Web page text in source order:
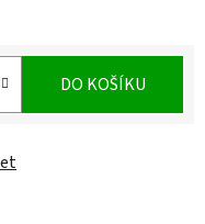
DO KOŠÍKU